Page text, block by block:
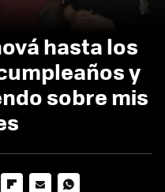
hasta los
y
sobre mis